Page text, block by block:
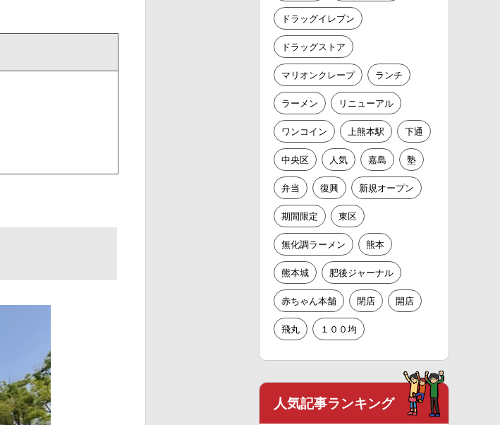
ドラッグイレブン
ドラッグストア
マリオンクレープ ランチ
ラーメン リニューアル
ワンコイン 上熊本駅 下通
中央区 人気 嘉島 塾
弁当 復興 新規オープン
期間限定 東区
無化調ラーメン 熊本
熊本城 肥後ジャーナル
赤ちゃん本舗 閉店 開店
飛丸 １００均
人気記事ランキング